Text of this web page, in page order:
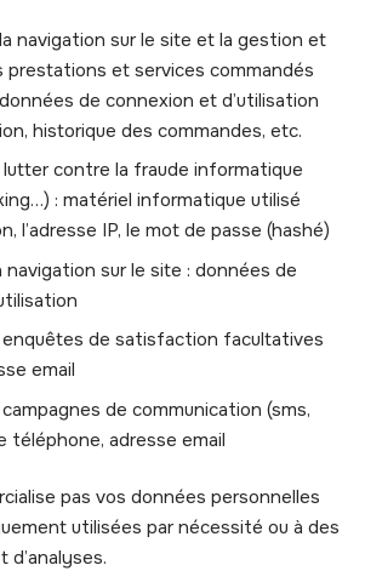
navigation sur le site et la gestion et
prestations et services commandés
de connexion et d’utilisation
historique des commandes, etc.
contre la fraude informatique
: matériel informatique utilisé
l’adresse IP, le mot de passe (hashé)
navigation sur le site : données de
de satisfaction facultatives
email
de communication (sms,
téléphone, adresse email
pas vos données personnelles
utilisées par nécessité ou à des